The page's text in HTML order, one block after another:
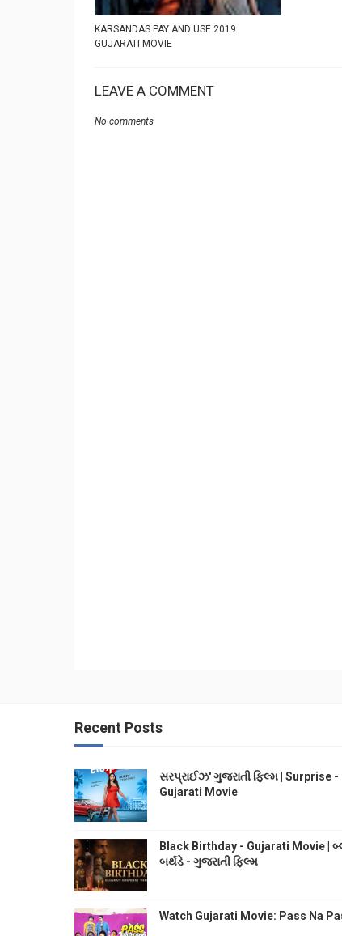
KARSANDAS PAY AND USE 2019
GUJARATI MOVIE
LEAVE A COMMENT
No comments
Recent Posts
સરપ્રાઈઝ' ગુજરાતી ફિલ્મ | Surprise -
Gujarati Movie
Black Birthday - Gujarati Movie |
બર્થડે - ગુજરાતી ફિલ્મ
Watch Gujarati Movie: Pass Na